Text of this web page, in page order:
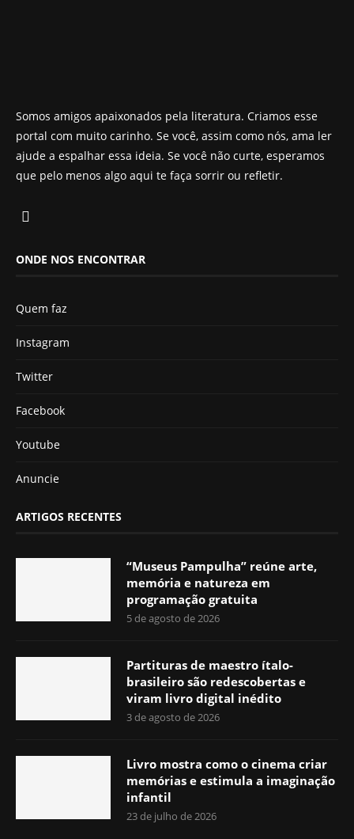
Somos amigos apaixonados pela literatura. Criamos esse
portal com muito carinho. Se você, assim como nós, ama ler
ajude a espalhar essa ideia. Se você não curte, esperamos
que pelo menos algo aqui te faça sorrir ou refletir.
ONDE NOS ENCONTRAR
Quem faz
Instagram
Twitter
Facebook
Youtube
Anuncie
ARTIGOS RECENTES
“Museus Pampulha” reúne arte,
memória e natureza em
programação gratuita
5 de agosto de 2026
Partituras de maestro ítalo-
brasileiro são redescobertas e
viram livro digital inédito
3 de agosto de 2026
Livro mostra como o cinema criar
memórias e estimula a imaginação
infantil
23 de julho de 2026